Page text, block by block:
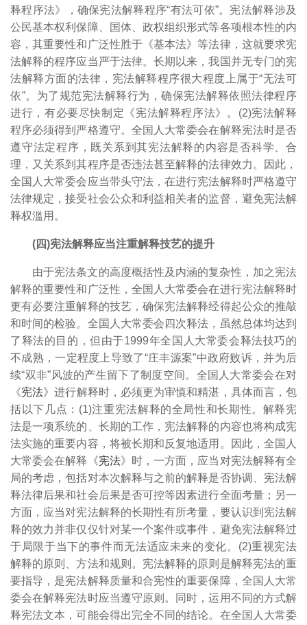
释程序法》，确保宪法解释程序“有法可依”。宪法解释涉及
公民基本权利保障、国体、政权组织形式等各项根本性的内
容，其重要性和广泛性胜于《基本法》等法律，这就要求宪
法解释的程序应当严于法律。长期以来，我国并无专门的宪
法解释方面的法律，宪法解释程序很大程度上属于“无法可
依”。为了规范宪法解释行为，确保宪法解释依照法律程序
进行，有必要尽快制定《宪法解释程序法》。 (2)宪法解释
程序必须得到严格遵守。全国人大常委会在解释宪法时是否
遵守法定程序，既关系到其宪法解释的内容是否科学、合
理，又关系到其程序是否违法甚至解释的法律效力。因此，
全国人大常委会应当带头守法，在进行宪法解释时严格遵守
法律规定，接受社会公众和利益相关者的监督，避免宪法解
释权滥用。
(四)宪法解释应当注重解释技艺的提升
由于宪法条文的高度概括性及内涵的复杂性，加之宪法
解释的重要性和广泛性，全国人大常委会在进行宪法解释时
更有必要注重解释的技艺，确保宪法解释经得起公众的推敲
和时间的检验。全国人大常委会四次释法，虽然总体均达到
了释法的目的，但由于1999年全国人大常委会释法技巧的
不成熟，一定程度上导致了“庄丰源案”中政府败诉，并为后
续“双非”风波的产生留下了制度空间。 全国人大常委会在对
《宪法》进行解释时，必须更为审慎和精湛，具体而言，包
括以下几点：(1)注重宪法解释的全局性和长期性。解释宪
法是一项系统的、长期的工作，宪法解释的内容也将构成宪
法实施的重要内容，将被长期和反复地适用。因此，全国人
大常委会在解释《宪法》时，一方面，应当对宪法解释有全
局的考虑，包括对本次解释与之前的解释是否协调、宪法解
释法律后果和社会后果是否可控等因素进行全面考量；另一
方面，应当对宪法解释的长期性有所考量，要认识到宪法解
释的效力并非仅仅针对某一个案件或事件，避免宪法解释过
于局限于当下的事件而无法适应未来的变化。(2)重视宪法
解释的原则、方法和规则。宪法解释的原则是解释宪法的重
要指导，是宪法解释质量和合宪性的重要保障，全国人大常
委会在解释宪法时应当遵守原则。
同时，运用不同的方式解
释宪法文本，可能会得出完全不同的结论。在全国人大常委